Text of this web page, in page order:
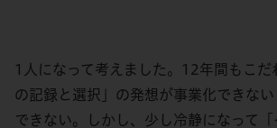
1人になって考えました。12年間もこだ
の記録と選択」の発想が事業化できな
できない。しかし、少し冷静になって「